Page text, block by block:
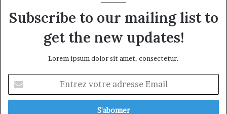
Subscribe to our mailing list to
get the new updates!
Lorem ipsum dolor sit amet, consectetur.
votre
adresse